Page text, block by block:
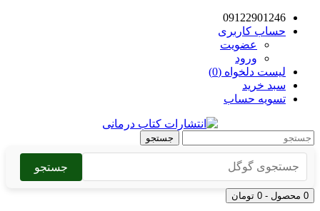
09122901246
حساب کاربری
عضویت
ورود
لیست دلخواه (0)
سبد خرید
تسویه حساب
جستجو
جستجو
0 محصول - 0 تومان